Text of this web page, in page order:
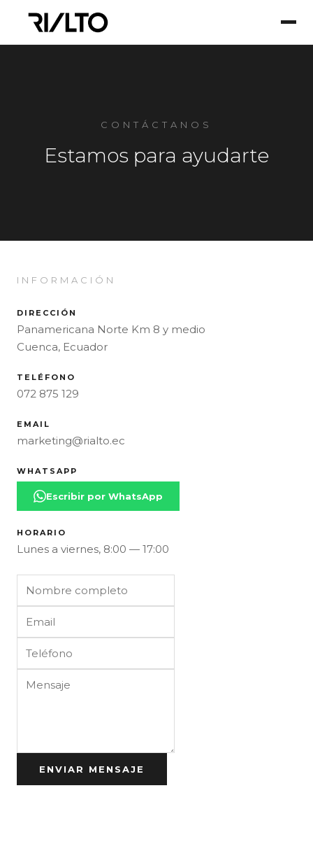
CONTÁCTANOS
Estamos para ayudarte
INFORMACIÓN
DIRECCIÓN
Panamericana Norte Km 8 y medio
Cuenca, Ecuador
TELÉFONO
072 875 129
EMAIL
marketing@rialto.ec
WHATSAPP
Escribir por WhatsApp
HORARIO
Lunes a viernes, 8:00 — 17:00
ENVIAR MENSAJE